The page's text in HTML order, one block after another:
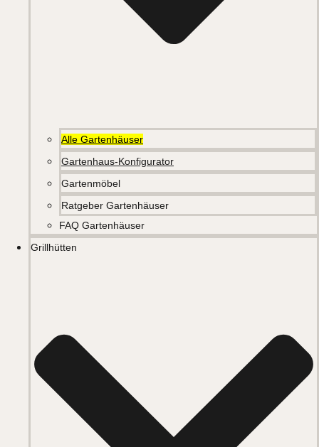
Alle Gartenhäuser
Gartenhaus-Konfigurator
Gartenmöbel
Ratgeber Gartenhäuser
FAQ Gartenhäuser
Grillhütten